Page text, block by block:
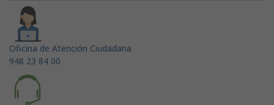
Oficina de Atención Ciudadana
948 23 84 00